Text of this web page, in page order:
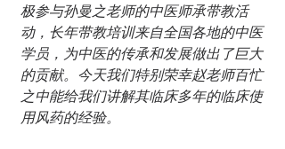
极参与孙曼之老师的中医师承带教活
动，长年带教培训来自全国各地的中医
学员，为中医的传承和发展做出了巨大
的贡献。今天我们特别荣幸赵老师百忙
之中能给我们讲解其临床多年的临床使
用风药的经验。